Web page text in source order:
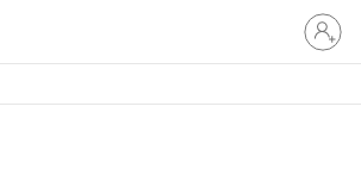
Sign
in
to
account